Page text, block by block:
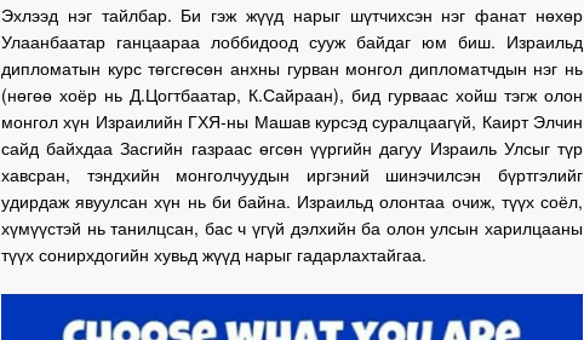
Эхлээд нэг тайлбар. Би гэж жүүд нарыг шүтчихсэн нэг фанат нөхөр
Улаанбаатар ганцаараа лоббидоод сууж байдаг юм биш. Израильд
дипломатын курс төгсгөсөн анхны гурван монгол дипломатчдын нэг нь
(нөгөө хоёр нь Д.Цогтбаатар, К.Сайраан), бид гурваас хойш тэгж олон
монгол хүн Израилийн ГХЯ-ны Машав курсэд суралцаагүй, Каирт Элчин
сайд байхдаа Засгийн газраас өгсөн үүргийн дагуу Израиль Улсыг түр
хавсран, тэндхийн монголчуудын иргэний шинэчилсэн бүртгэлийг
удирдаж явуулсан хүн нь би байна. Израильд олонтаа очиж, түүх соёл,
хүмүүстэй нь танилцсан, бас ч үгүй дэлхийн ба олон улсын харилцааны
түүх сонирхдогийн хувьд жүүд нарыг гадарлахтайгаа.